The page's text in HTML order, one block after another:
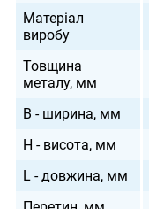
Матеріал
виробу
Товщина
металу, мм
B - ширина, мм
H - висота, мм
L - довжина, мм